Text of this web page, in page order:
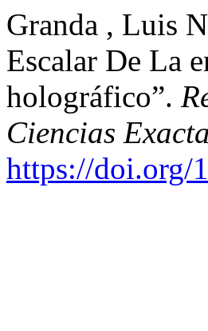
Granda , Luis
Escalar De La
holográfico”.
Ciencias
https://doi.org/